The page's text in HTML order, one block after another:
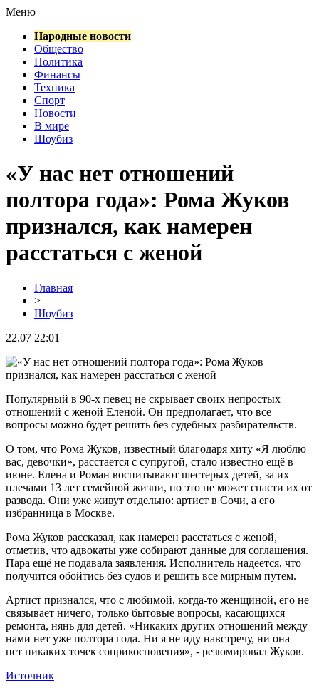
Меню
Народные новости
Общество
Политика
Финансы
Техника
Спорт
Новости
В мире
Шоубиз
«У нас нет отношений
полтора года»: Рома Жуков
признался, как намерен
расстаться с женой
Главная
>
Шоубиз
22.07 22:01
Популярный в 90-х певец не скрывает своих непростых
отношений с женой Еленой. Он предполагает, что все
вопросы можно будет решить без судебных разбирательств.
О том, что Рома Жуков, известный благодаря хиту «Я люблю
вас, девочки», расстается с супругой, стало известно ещё в
июне. Елена и Роман воспитывают шестерых детей, за их
плечами 13 лет семейной жизни, но это не может спасти их от
развода. Они уже живут отдельно: артист в Сочи, а его
избранница в Москве.
Рома Жуков рассказал, как намерен расстаться с женой,
отметив, что адвокаты уже собирают данные для соглашения.
Пара ещё не подавала заявления. Исполнитель надеется, что
получится обойтись без судов и решить все мирным путем.
Артист признался, что с любимой, когда-то женщиной, его не
связывает ничего, только бытовые вопросы, касающихся
ремонта, нянь для детей. «Никаких других отношений между
нами нет уже полтора года. Ни я не иду навстречу, ни она –
нет никаких точек соприкосновения», - резюмировал Жуков.
Источник